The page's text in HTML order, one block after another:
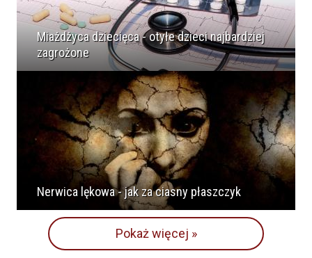
Miażdżyca dziecięca - otyłe dzieci najbardziej
zagrożone
Nerwica lękowa - jak za ciasny płaszczyk
Pokaż więcej »